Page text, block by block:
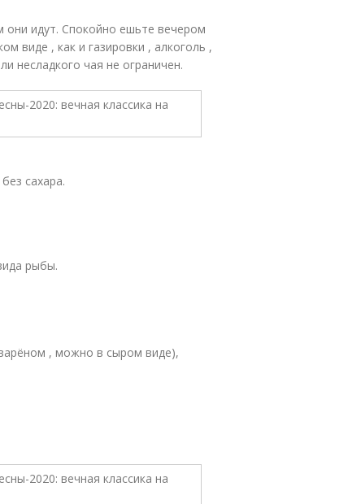
они идут. Спокойно ешьте вечером
виде , как и газировки , алкоголь ,
несладкого чая не ограничен.
сахара.
рыбы.
, можно в сыром виде),